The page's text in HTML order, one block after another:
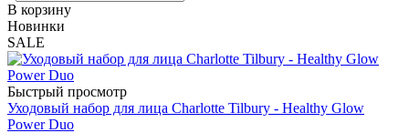
В корзину
Новинки
SALE
Быстрый просмотр
Уходовый набор для лица Charlotte Tilbury - Healthy Glow
Power Duo